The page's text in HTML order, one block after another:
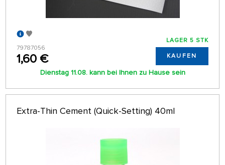
79787056
1,60 €
LAGER 5 STK
KAUFEN
Dienstag 11.08. kann bei Ihnen zu Hause sein
Extra-Thin Cement (Quick-Setting) 40ml